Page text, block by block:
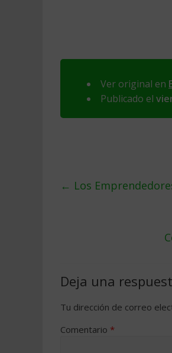
Ver original en
Publicado el
← Los
Deja una
Tu dirección de correo
Comentario *